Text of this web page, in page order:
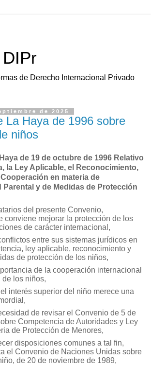
de Derecho Internacional Privado
de 2025
La Haya de 1996 sobre
niños
de 19 de octubre de 1996 Relativo
la Ley Aplicable, el Reconocimiento,
en materia de
Parental y de Medidas de Protección
del presente Convenio,
conviene mejorar la protección de los
de carácter internacional,
entre sus sistemas jurídicos en
ley aplicable, reconocimiento y
de protección de los niños,
de la cooperación internacional
de los niños,
interés superior del niño merece una
de revisar el Convenio de 5 de
Competencia de Autoridades y Ley
de Protección de Menores,
disposiciones comunes a tal fin,
el Convenio de Naciones Unidas sobre
de 20 de noviembre de 1989,